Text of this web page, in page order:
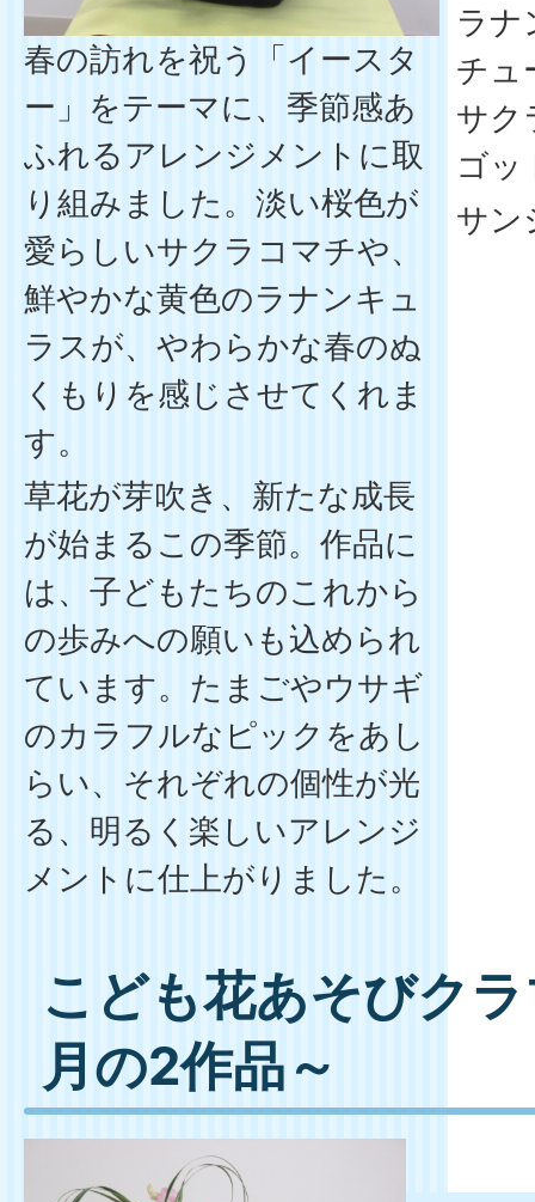
春の訪れを祝う「イースタ
ー」をテーマに、季節感あ
ふれるアレンジメントに取
り組みました。淡い桜色が
愛らしいサクラコマチや、
鮮やかな黄色のラナンキュ
ラスが、やわらかな春のぬ
くもりを感じさせてくれま
す。
草花が芽吹き、新たな成長
が始まるこの季節。作品に
は、子どもたちのこれから
の歩みへの願いも込められ
ています。たまごやウサギ
のカラフルなピックをあし
らい、それぞれの個性が光
る、明るく楽しいアレンジ
メントに仕上がりました。
ラナ
チュ
サク
ゴッ
サン
こども花あそびク
月の2作品～